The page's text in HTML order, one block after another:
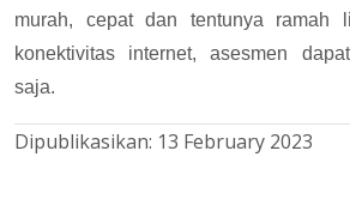
murah, cepat dan tentunya ramah
konektivitas internet, asesmen
saja.
Dipublikasikan: 13 February 2023